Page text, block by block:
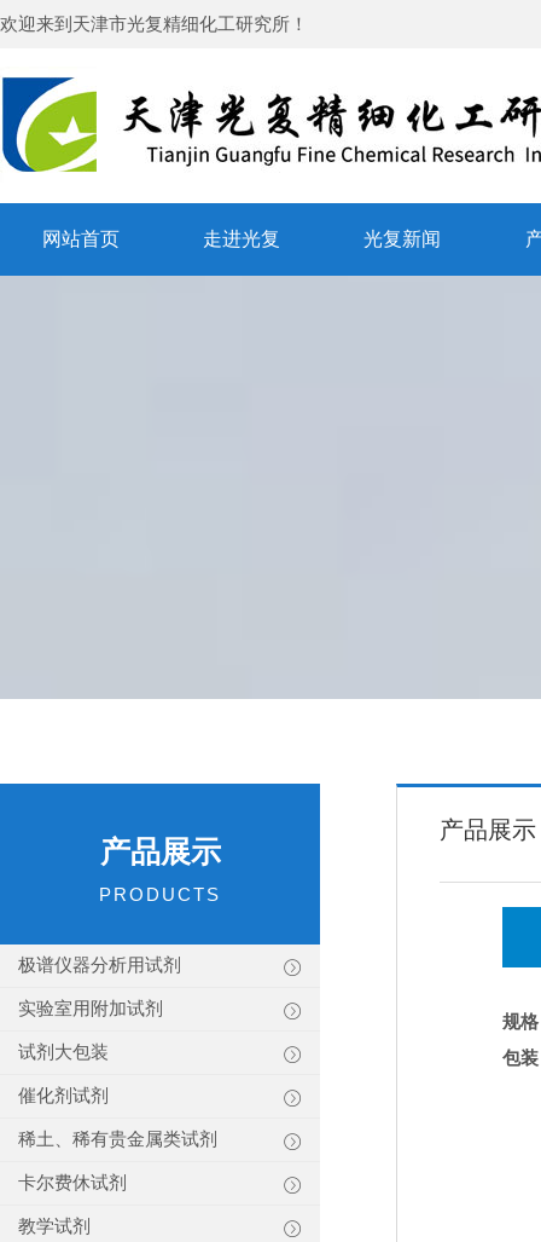
欢迎来到 天津市光复精细化工研究所 ！
网站首页 走进光复 光复新闻
产品展示
PRODUCTS
极谱仪器分析用试剂
实验室用附加试剂
试剂大包装
催化剂试剂
稀土、稀有贵金属类试剂
卡尔费休试剂
教学试剂
产品展示
规
包